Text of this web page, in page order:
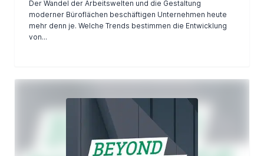
Der Wandel der Arbeitswelten und die Gestaltung
moderner Büroflächen beschäftigen Unternehmen heute
mehr denn je. Welche Trends bestimmen die Entwicklung
von...